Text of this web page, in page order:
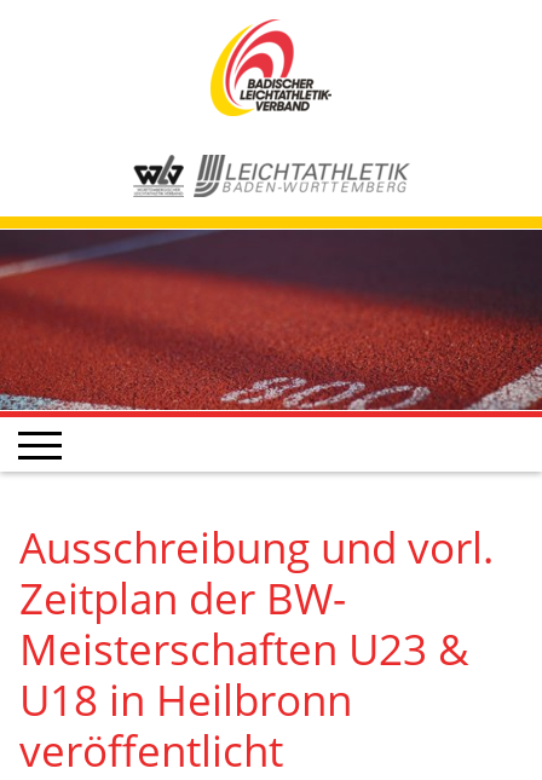
Ausschreibung und vorl.
Zeitplan der BW-
Meisterschaften U23 &
U18 in Heilbronn
veröffentlicht